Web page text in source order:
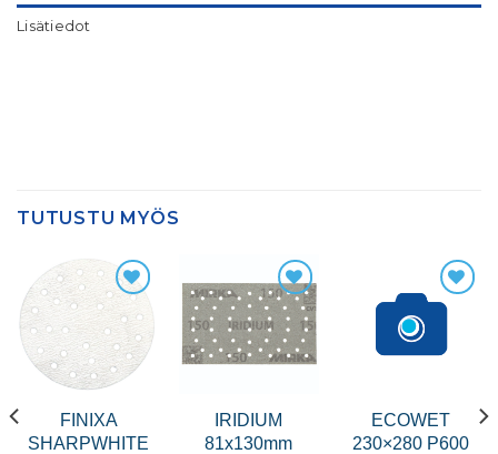
Lisätiedot
TUTUSTU MYÖS
FINIXA
SHARPWHITE
IRIDIUM
81x130mm
ECOWET
230×280 P600